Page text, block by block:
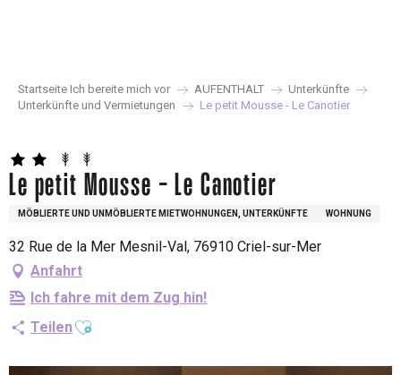
Startseite Ich bereite mich vor AUFENTHALT
Unterkünfte
Unterkünfte und Vermietungen
Le petit Mousse - Le Canotier
Le petit Mousse - Le Canotier
MÖBLIERTE UND UNMÖBLIERTE MIETWOHNUNGEN, UNTERKÜNFTE WOHNUNG
32 Rue de la Mer Mesnil-Val, 76910 Criel-sur-Mer
Anfahrt
Ich fahre mit dem Zug hin!
TeilenAjouter aux favoris